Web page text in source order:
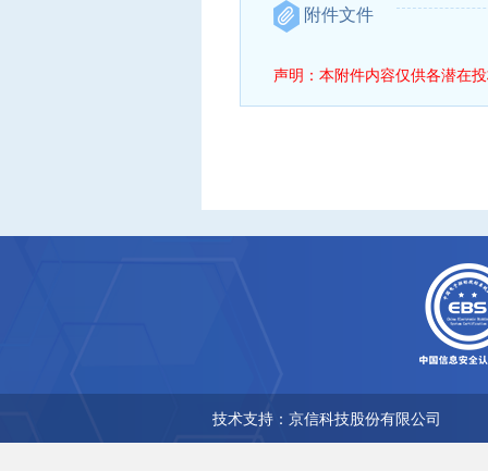
附件文件
声明：本附件内容仅供各潜在
技术支持：京信科技股份有限公司